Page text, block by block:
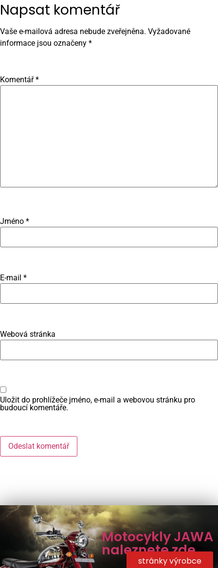
Napsat komentář
Vaše e-mailová adresa nebude zveřejněna. Vyžadované
informace jsou označeny *
Komentář*
Jméno *
E-mail *
Webová stránka
Uložit do prohlížeče jméno, e-mail a webovou stránku pro
budoucí komentáře.
Motocykly JAWA
naleznete zde ...
stránky výrobce